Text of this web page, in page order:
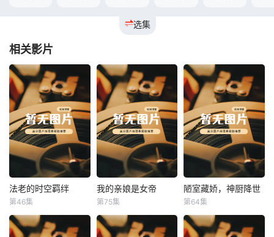
选集
相关影片
法老的时空羁绊
法老的时空羁绊
第46集
我的亲娘是女帝
我的亲娘是女帝
第75集
陋室藏娇，神厨降世
陋室藏娇，神厨降世
第64集